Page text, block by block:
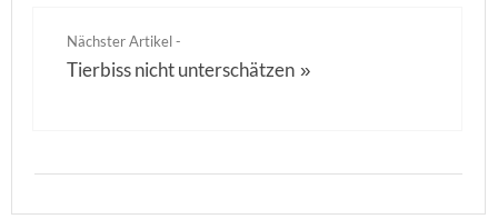
Nächster Artikel -
Tierbiss nicht unterschätzen »